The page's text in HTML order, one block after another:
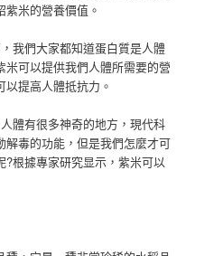
米的營養價值。
我們大家都知道蛋白質是人體
可以提供我們人體所需要的營
提高人體抵抗力。
體有很多神奇的地方，現代科
毒的功能，但是我們怎麼才可
根據專家研究显示，紫米可以